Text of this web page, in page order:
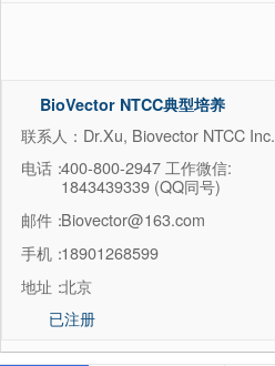
BioVector NTCC典型培养
联系人：Dr.Xu, Biovector NTCC Inc.
电话：400-800-2947 工作微信:
1843439339 (QQ同号)
邮件：Biovector@163.com
手机：18901268599
地址：北京
已注册